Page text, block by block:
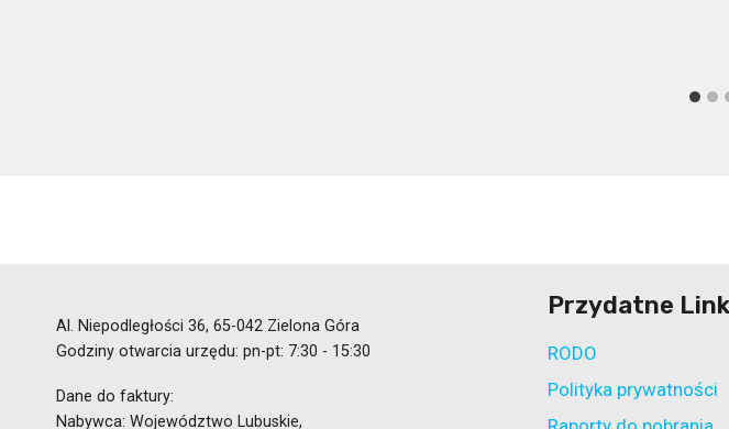
Al. Niepodległości 36, 65-042 Zielona Góra
Godziny otwarcia urzędu: pn-pt: 7:30 - 15:30
Dane do faktury:
Nabywca: Województwo Lubuskie,
Przydatne
RODO
Polityka prywatności